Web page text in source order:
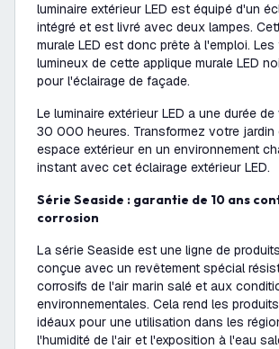
luminaire extérieur LED est équipé d'un
intégré et est livré avec deux lampes.
murale LED est donc prête à l'emploi.
lumineux de cette applique murale LED
pour l'éclairage de façade.
Le luminaire extérieur LED a une durée
30 000 heures. Transformez votre
espace extérieur en un environnement
instant avec cet éclairage extérieur LED.
Série Seaside : garantie de 10 ans contre la
corrosion
La série Seaside est une ligne de
conçue avec un revêtement spécial
corrosifs de l'air marin salé et aux
environnementales. Cela rend les
idéaux pour une utilisation dans les
l'humidité de l'air et l'exposition à l'eau